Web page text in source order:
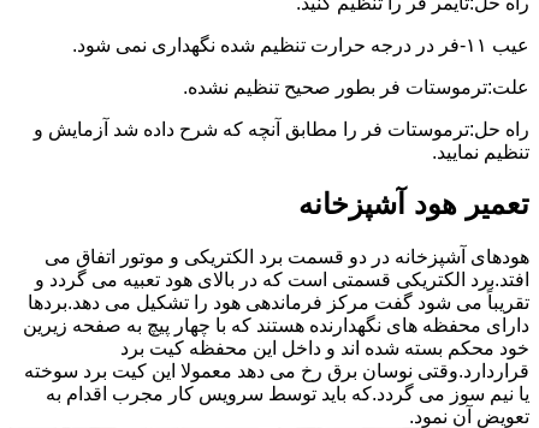
عیب ۱۱-فر در درجه حرارت تنظیم شده نگهداری نمی شود.
علت:ترموستات فر بطور صحیح تنظیم نشده.
راه حل:ترموستات فر را مطابق آنچه که شرح داده شد آزمایش و
تنظیم نمایید.
تعمیر هود آشپزخانه
هودهای آشپزخانه در دو قسمت برد الکتریکی و موتور اتفاق می
افتد.برد الکتریکی قسمتی است که در بالای هود تعبیه می گردد و
تقریباً می شود گفت مرکز فرماندهی هود را تشکیل می دهد.بردها
دارای محفظه های نگهدارنده هستند که با چهار پیچ به صفحه زیرین
خود محکم بسته شده اند و داخل این محفظه کیت برد
قراردارد.وقتی نوسان برق رخ می دهد معمولا این کیت برد سوخته
یا نیم سوز می گردد.که باید توسط سرویس کار مجرب اقدام به
تعویض آن نمود.